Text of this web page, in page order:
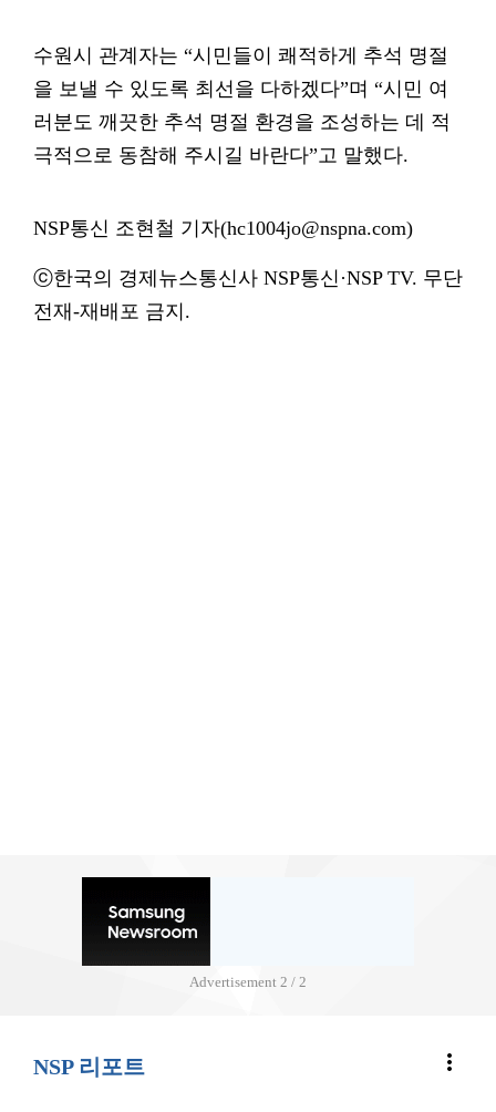
수원시 관계자는 “시민들이 쾌적하게 추석 명절
을 보낼 수 있도록 최선을 다하겠다”며 “시민 여
러분도 깨끗한 추석 명절 환경을 조성하는 데 적
극적으로 동참해 주시길 바란다”고 말했다.
NSP통신 조현철 기자(hc1004jo@nspna.com)
ⓒ한국의 경제뉴스통신사 NSP통신·NSP TV. 무단
전재-재배포 금지.
Advertisement 2 / 2
NSP 리포트 more_vert